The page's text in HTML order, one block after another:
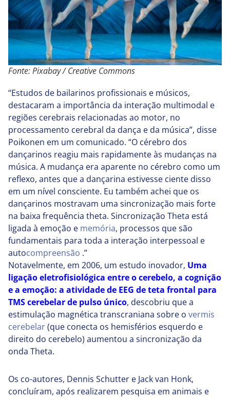
Fonte: Pixabay / Creative Commons
“Estudos de bailarinos profissionais e músicos,
destacaram a importância da interação multimodal e
regiões cerebrais relacionadas ao motor, no
processamento cerebral da dança e da música”, disse
Poikonen em um comunicado. “O cérebro dos
dançarinos reagiu mais rapidamente às mudanças na
música. A mudança era aparente no cérebro como um
reflexo, antes que a dançarina estivesse ciente disso
em um nível consciente. Eu também achei que os
dançarinos mostravam uma sincronização mais forte
na baixa frequência theta. Sincronização Theta está
ligada à emoção e memória, processos que são
fundamentais para toda a interação interpessoal e
autocompreensão .”
Notavelmente, em 2006, um estudo inovador, Uma
ligação eletrofisiológica entre o cerebelo, a cognição
e a emoção: a atividade de EEG de teta frontal para
TMS cerebelar de pulso único, descobriu que a
estimulação magnética transcraniana sobre o vermis
cerebelar(que conecta os hemisférios esquerdo e
direito do cerebelo) aumentou a sincronização da
onda Theta.
Os co-autores, Dennis Schutter e Jack van Honk,
concluíram, após realizarem pesquisa em animais e